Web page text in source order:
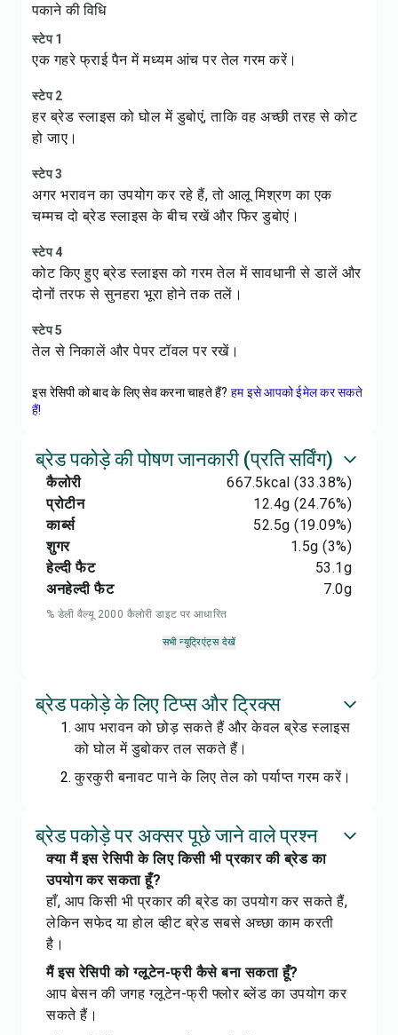
पकाने की विधि
स्टेप 1
एक गहरे फ्राई पैन में मध्यम आंच पर तेल गरम करें।
स्टेप 2
हर ब्रेड स्लाइस को घोल में डुबोएं, ताकि वह अच्छी तरह से कोट
हो जाए।
स्टेप 3
अगर भरावन का उपयोग कर रहे हैं, तो आलू मिश्रण का एक
चम्मच दो ब्रेड स्लाइस के बीच रखें और फिर डुबोएं।
स्टेप 4
कोट किए हुए ब्रेड स्लाइस को गरम तेल में सावधानी से डालें और
दोनों तरफ से सुनहरा भूरा होने तक तलें।
स्टेप 5
तेल से निकालें और पेपर टॉवल पर रखें।
इस रेसिपी को बाद के लिए सेव करना चाहते हैं? हम इसे आपको ईमेल कर सकते
हैं!
ब्रेड पकोड़े की पोषण जानकारी (प्रति सर्विंग)
कैलोरी 667.5kcal (33.38%)
प्रोटीन
12.4g (24.76%)
कार्ब्स
52.5g (19.09%)
शुगर
1.5g (3%)
हेल्दी फैट
53.1g
अनहेल्दी फैट
7.0g
% डेली वैल्यू 2000 कैलोरी डाइट पर आधारित
सभी न्यूट्रिएंट्स देखें
ब्रेड पकोड़े के लिए टिप्स और ट्रिक्स
आप भरावन को छोड़ सकते हैं और केवल ब्रेड स्लाइस
को घोल में डुबोकर तल सकते हैं।
कुरकुरी बनावट पाने के लिए तेल को पर्याप्त गरम करें।
ब्रेड पकोड़े पर अक्सर पूछे जाने वाले प्रश्न
क्या मैं इस रेसिपी के लिए किसी भी प्रकार की ब्रेड का
उपयोग कर सकता हूँ?
हाँ, आप किसी भी प्रकार की ब्रेड का उपयोग कर सकते हैं,
लेकिन सफेद या होल व्हीट ब्रेड सबसे अच्छा काम करती
है।
मैं इस रेसिपी को ग्लूटेन-फ्री कैसे बना सकता हूँ?
आप बेसन की जगह ग्लूटेन-फ्री फ्लोर ब्लेंड का उपयोग कर
सकते हैं।